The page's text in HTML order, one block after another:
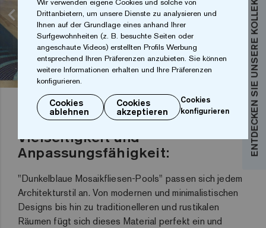
Vielseitigkeit und
Anpassungsfähigkeit:
"Dunkelblaue Mosaikfliesen-Pools" passen sich jedem
Architekturstil an. Von modernen und minimalistischen
Designs bis hin zu traditionelleren und rustikalen
Räumen fügt sich dieses Material perfekt ein und
ENTDECKEN SIE UNSERE KOLLEKTIONEN
Wir verwenden eigene Cookies und solche von
Drittanbietern, um unsere Dienste zu analysieren und
Ihnen auf der Grundlage eines anhand Ihrer
Surfgewohnheiten (z. B. besuchte Seiten oder
angeschaute Videos) erstellten Profils Werbung
entsprechend Ihren Präferenzen anzubieten. Sie können
weitere Informationen erhalten und Ihre Präferenzen
konfigurieren.
Cookies
ablehnen
Cookies
akzeptieren
Cookies
konfigurieren